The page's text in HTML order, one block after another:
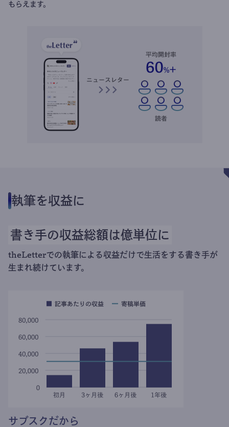
もらえます。
執筆を収益に
書き手の収益総額は億単位に
theLetterでの執筆による収益だけで生活をする書き手が
生まれ続けています。
サブスクだから